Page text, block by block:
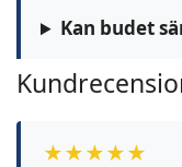
Kan budet
★★★★★